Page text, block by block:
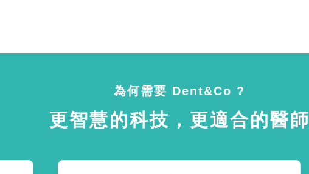
為何需要 Dent&Co ?
更智慧的科技，更適合的醫師